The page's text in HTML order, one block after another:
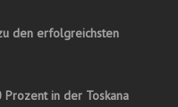
den erfolgreichsten
in der Toskana